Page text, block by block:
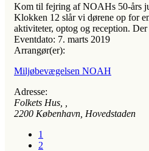
Kom til fejring af NOAHs 50-års
Klokken 12 slår vi dørene op for
aktiviteter, optog og reception. Der
Eventdato: 7. marts 2019
Arrangør(er):
Miljøbevægelsen NOAH
Adresse:
Folkets Hus
2200 København, Hovedstaden
1
2